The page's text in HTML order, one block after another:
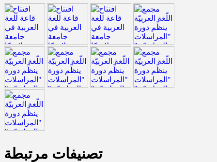
تصنيفات مرتبطة